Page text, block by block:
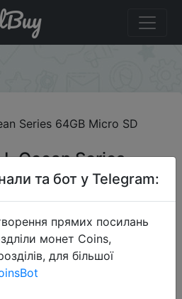
Ocean Series 64GB Micro SD
Ocean Series
Memory Card
та бот у Telegram:
прямих посилань
монет Coins,
для більшої